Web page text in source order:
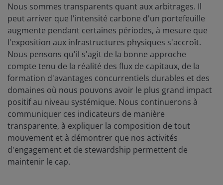
Nous sommes transparents quant aux arbitrages. Il
peut arriver que l'intensité carbone d'un portefeuille
augmente pendant certaines périodes, à mesure que
l'exposition aux infrastructures physiques s'accroît.
Nous pensons qu'il s'agit de la bonne approche
compte tenu de la réalité des flux de capitaux, de la
formation d'avantages concurrentiels durables et des
domaines où nous pouvons avoir le plus grand impact
positif au niveau systémique. Nous continuerons à
communiquer ces indicateurs de manière
transparente, à expliquer la composition de tout
mouvement et à démontrer que nos activités
d'engagement et de stewardship permettent de
maintenir le cap.